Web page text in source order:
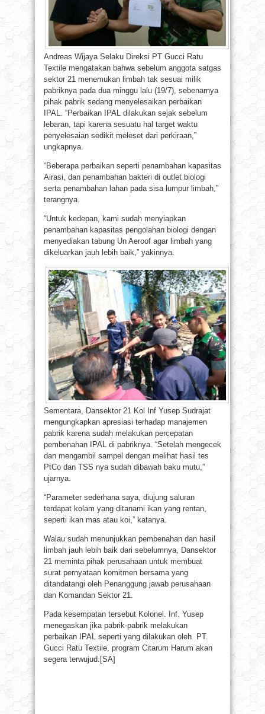
Andreas Wijaya Selaku Direksi PT Gucci Ratu
Textile mengatakan bahwa sebelum anggota satgas
sektor 21 menemukan limbah tak sesuai milik
pabriknya pada dua minggu lalu (19/7), sebenarnya
pihak pabrik sedang menyelesaikan perbaikan
IPAL. “Perbaikan IPAL dilakukan sejak sebelum
lebaran, tapi karena sesuatu hal target waktu
penyelesaian sedikit meleset dari perkiraan,”
ungkapnya.
“Beberapa perbaikan seperti penambahan kapasitas
Airasi, dan penambahan bakteri di outlet biologi
serta penambahan lahan pada sisa lumpur limbah,”
terangnya.
“Untuk kedepan, kami sudah menyiapkan
penambahan kapasitas pengolahan biologi dengan
menyediakan tabung Un Aeroof agar limbah yang
dikeluarkan jauh lebih baik,” yakinnya.
Sementara, Dansektor 21 Kol Inf Yusep Sudrajat
mengungkapkan apresiasi terhadap manajemen
pabrik karena sudah melakukan percepatan
pembenahan IPAL di pabriknya. “Setelah mengecek
dan mengambil sampel dengan melihat hasil tes
PtCo dan TSS nya sudah dibawah baku mutu,”
ujarnya.
“Parameter sederhana saya, diujung saluran
terdapat kolam yang ditanami ikan yang rentan,
seperti ikan mas atau koi,” katanya.
Walau sudah menunjukkan pembenahan dan hasil
limbah jauh lebih baik dari sebelumnya, Dansektor
21 meminta pihak perusahaan untuk membuat
surat pernyataan komitmen bersama yang
ditandatangi oleh Penanggung jawab perusahaan
dan Komandan Sektor 21.
Pada kesempatan tersebut Kolonel. Inf. Yusep
menegaskan jika pabrik-pabrik melakukan
perbaikan IPAL seperti yang dilakukan oleh PT.
Gucci Ratu Textile, program Citarum Harum akan
segera terwujud.[SA]